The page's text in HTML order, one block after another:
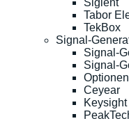
Tabor
TekBox
Signal-
Signal-
Signal-
Ceyear